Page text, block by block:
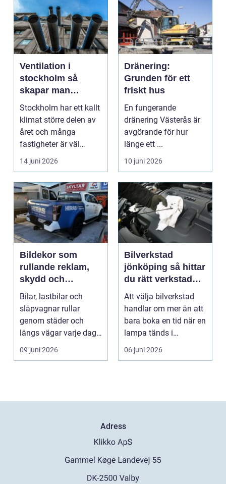
Ventilation i
stockholm så
skapar man
hälsosam och
energieffektiv
inomhusluft
Stockholm har ett kallt
klimat större delen av
året och många
fastigheter är väl
isolerade för att s...
14 juni 2026
Dränering:
Grunden för ett
friskt hus
En fungerande
dränering Västerås är
avgörande för hur
länge ett ...
10 juni 2026
Bildekor som
rullande reklam,
skydd och
personlig stil
Bilar, lastbilar och
släpvagnar rullar
genom städer och
längs vägar varje dag.
De passerar
09 juni 2026
Bilverkstad
jönköping så hittar
du rätt verkstad
för din bil
Att välja bilverkstad
handlar om mer än att
bara boka en tid när en
lampa tänds i
instrumentpanelen....
06 juni 2026
Adress